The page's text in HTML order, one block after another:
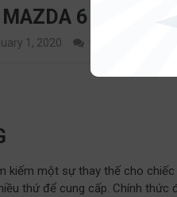
6 GT VS
1, 2020
kiếm một sự thay thế cho
thứ để cung cấp. Chính